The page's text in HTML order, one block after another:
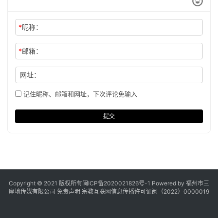
*昵称：
*邮箱：
网址：
记住昵称、邮箱和网址，下次评论免输入
提交
Copyright © 2021 版权所有闽ICP备2020021826号-1 Powered by 福州市三
摩地传媒有限公司 免责声明 宗教互联网信息传播许可证闽（2022）0000019